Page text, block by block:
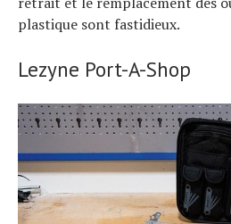
plastique sont fastidieux.
Lezyne Port-A-Shop